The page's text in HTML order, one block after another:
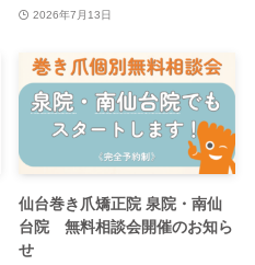
2026年7月13日
仙台巻き爪矯正院 泉院・南仙
台院 無料相談会開催のお知ら
せ